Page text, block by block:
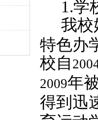
1.学
我校
特色办
校自
2009年
得到迅